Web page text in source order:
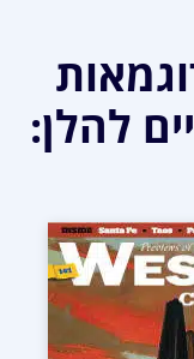
להלן: